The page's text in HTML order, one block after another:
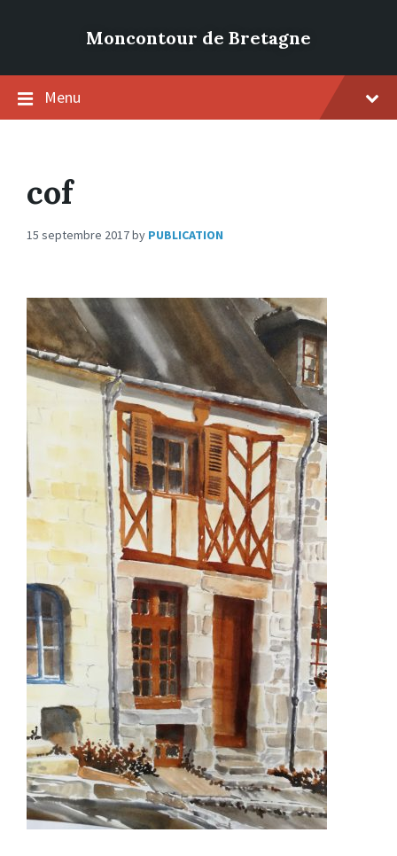
Moncontour de Bretagne
Menu
cof
15 septembre 2017by PUBLICATION